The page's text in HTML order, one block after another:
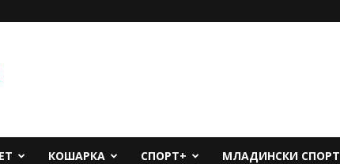
КОШАРКА СПОРТ+ МЛАДИНСКИ СПОРТ